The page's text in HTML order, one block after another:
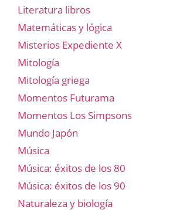
Literatura libros
Matemáticas y lógica
Misterios Expediente X
Mitología
Mitología griega
Momentos Futurama
Momentos Los Simpsons
Mundo Japón
Música
Música: éxitos de los 80
Música: éxitos de los 90
Naturaleza y biología